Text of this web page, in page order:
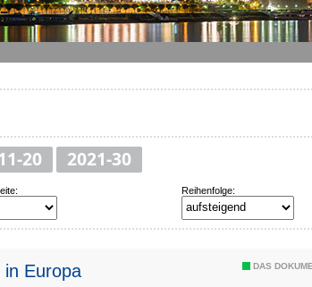
20 2021-30
Reihenfolge:
DAS
in Europa